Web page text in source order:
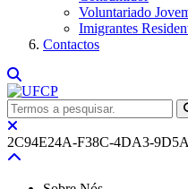
Voluntariado
Imigrantes
Contactos
2C94E24A-F38C-4DA3-